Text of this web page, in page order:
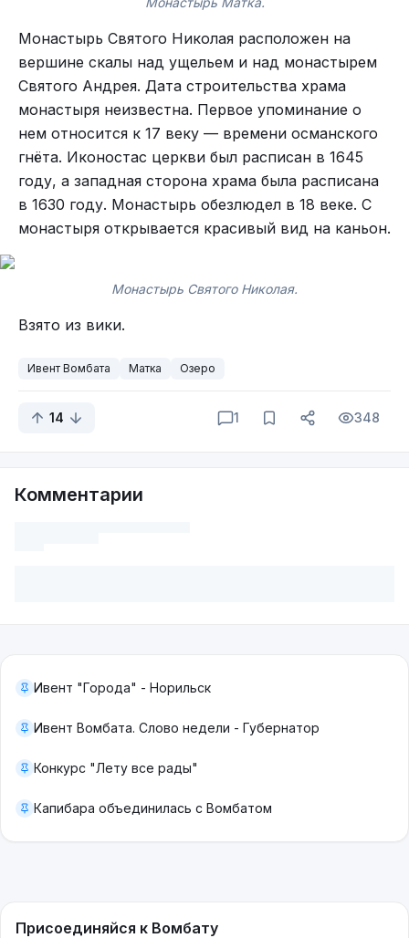
Монастырь Святого Николая расположен на
вершине скалы над ущельем и над монастырем
Святого Андрея. Дата строительства храма
монастыря неизвестна. Первое упоминание о
нем относится к 17 веку — времени османского
гнёта. Иконостас церкви был расписан в 1645
году, а западная сторона храма была расписана
в 1630 году. Монастырь обезлюдел в 18 веке. С
монастыря открывается красивый вид на каньон.
Монастырь Святого Николая.
Взято из вики.
Ивент Вомбата Матка Озеро
14 1 348
Комментарии
Ивент "Города" - Норильск
Ивент Вомбата. Слово недели - Губернатор
Конкурс "Лету все рады"
Капибара объединилась с Вомбатом
Присоединяйся к Вомбату